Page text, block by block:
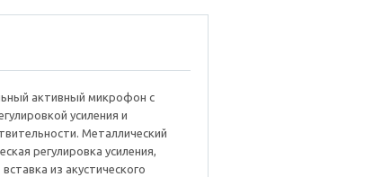
активный микрофон с
усиления и
Металлический
регулировка усиления,
из акустического